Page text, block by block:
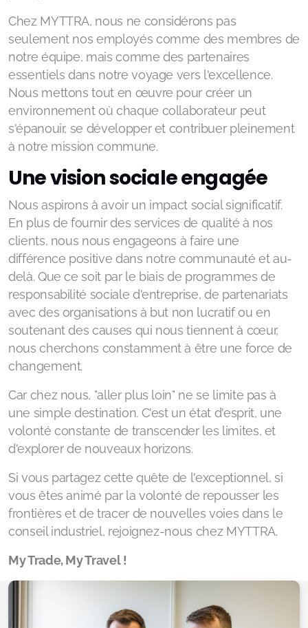
Chez MYTTRA, nous ne considérons pas
seulement nos employés comme des membres de
notre équipe, mais comme des partenaires
essentiels dans notre voyage vers l'excellence.
Nous mettons tout en œuvre pour créer un
environnement où chaque collaborateur peut
s'épanouir, se développer et contribuer pleinement
à notre mission commune.
Une vision sociale engagée
Nous aspirons à avoir un impact social significatif.
En plus de fournir des services de qualité à nos
clients, nous nous engageons à faire une
différence positive dans notre communauté et au-
delà. Que ce soit par le biais de programmes de
responsabilité sociale d'entreprise, de partenariats
avec des organisations à but non lucratif ou en
soutenant des causes qui nous tiennent à cœur,
nous cherchons constamment à être une force de
changement.
Car chez nous, "aller plus loin" ne se limite pas à
une simple destination. C'est un état d'esprit, une
volonté constante de transcender les limites, et
d'explorer de nouveaux horizons.
Si vous partagez cette quête de l'exceptionnel, si
vous êtes animé par la volonté de repousser les
frontières et de tracer de nouvelles voies dans le
conseil industriel, rejoignez-nous chez MYTTRA.
My Trade, My Travel !